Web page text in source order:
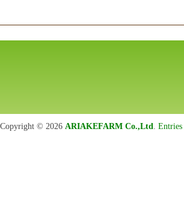
Copyright © 2026 ARIAKEFARM Co.,Ltd Entries